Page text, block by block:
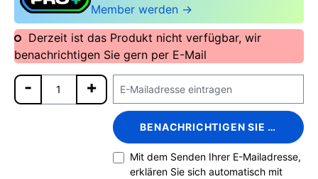
Member werden →
Derzeit ist das Produkt nicht verfügbar, wir
benachrichtigen Sie gern per E-Mail
BENACHRICHTIGEN SIE MICH
Mit dem Senden Ihrer E-Mailadresse,
erklären Sie sich automatisch mit